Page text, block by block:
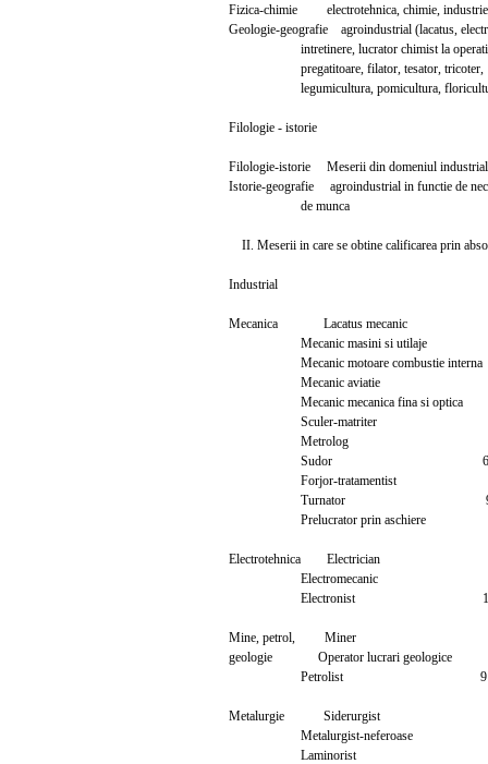
Fizica-chimie electrotehnica, chimie, industrie
Geologie-geografie agroindustrial (lacatus,
intretinere, lucrator chimist la
pregatitoare, filator, tesator, tricoter,
legumicultura, pomicultura,
Filologie - istorie
Filologie-istorie Meserii din domeniul
Istorie-geografie agroindustrial in functie de
de munca
II. Meserii in care se obtine calificarea prin
Industrial
Mecanica Lacatus
Mecanic masini si
Mecanic motoare combustie
Mecanic aviatie
Mecanic mecanica fina si
Sculer-matriter
Metrolog
Sudor 6
Forjor-tratamentist
Turnator
Prelucrator prin
Electrotehnica Electrician
Electromecanic 9
Electronist
Mine, petrol,
geologie Operator lucrari
Petrolist 9
Metalurgie
Metalurgist-
Laminorist